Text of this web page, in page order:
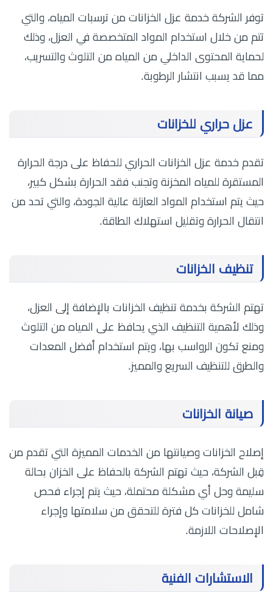
توفر الشركة خدمة عزل الخزانات من ترسبات المياه، والتي
تتم من خلال استخدام المواد المتخصصة في العزل، وذلك
لحماية المحتوى الداخلي من المياه من التلوث والتسريب،
مما قد يسبب انتشار الرطوبة.
عزل حراري للخزانات
تقدم خدمة عزل الخزانات الحراري للحفاظ على درجة الحرارة
المستقرة للمياه المخزنة وتجنب فقد الحرارة بشكل كبير،
حيث يتم استخدام المواد العازلة عالية الجودة، والتي تحد من
انتقال الحرارة وتقليل استهلاك الطاقة.
تنظيف الخزانات
تهتم الشركة بخدمة تنظيف الخزانات بالإضافة إلى العزل،
وذلك لأهمية التنظيف الذي يحافظ على المياه من التلوث
ومنع تكون الرواسب بها، ويتم استخدام أفضل المعدات
والطرق للتنظيف السريع والمميز.
صيانة الخزانات
إصلاح الخزانات وصيانتها من الخدمات المميزة التي تقدم من
قِبل الشركة، حيث تهتم الشركة بالحفاظ على الخزان بحالة
سليمة وحل أي مشكلة محتملة، حيث يتم إجراء فحص
شامل للخزانات كل فترة للتحقق من سلامتها وإجراء
الإصلاحات اللازمة.
الاستشارات الفنية